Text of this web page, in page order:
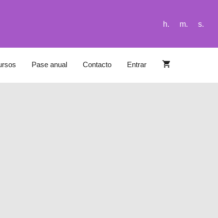
h. m. s.
Pase anual Contacto Entrar